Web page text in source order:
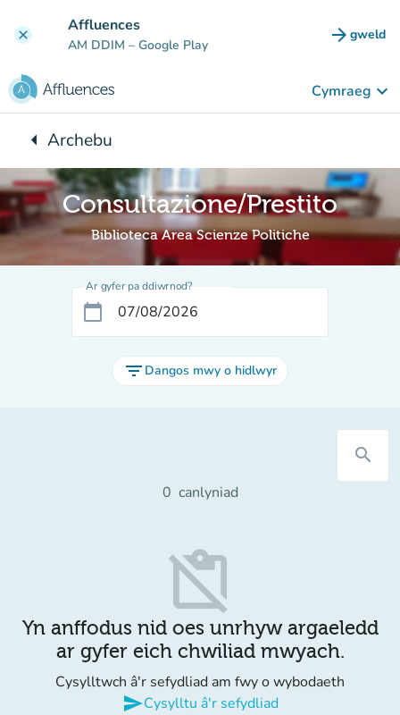
clear Affluences
AM DDIM – Google Play arrow_forward gweld
(tab
Cymraeg keyboard_arrow_down
arrow_leftYn ôl i:
Archebu
Consultazione/Prestito
Biblioteca Area Scienze Politiche
Ar gyfer pa ddiwrnod?
calendar_today
filter_list Dangos mwy o hidlwyr
search
0 canlyniad
content_paste_off
Yn anffodus nid oes unrhyw argaeledd
ar gyfer eich chwiliad mwyach.
Cysylltwch â'r sefydliad am fwy o wybodaeth
sendCysylltu â'r sefydliad